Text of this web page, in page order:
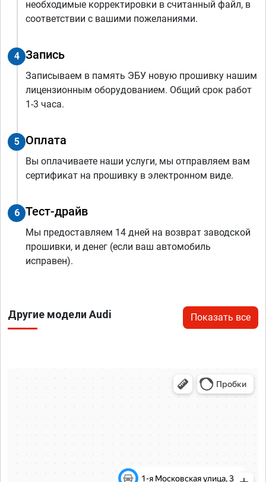
необходимые корректировки в считанный файл, в
соответствии с вашими пожеланиями.
4 Запись
Записываем в память ЭБУ новую прошивку нашим
лицензионным оборудованием. Общий срок работ
1-3 часа.
5 Оплата
Вы оплачиваете наши услуги, мы отправляем вам
сертификат на прошивку в электронном виде.
6 Тест-драйв
Мы предоставляем 14 дней на возврат заводской
прошивки, и денег (если ваш автомобиль
исправен).
Другие модели Audi Показать все